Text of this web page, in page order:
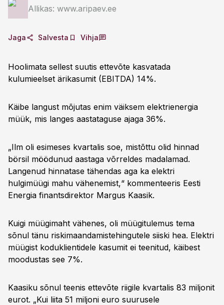
Allikas: www.aripaev.ee
Jaga Salvesta Vihja
Hoolimata sellest suutis ettevõte kasvatada
kulumieelset ärikasumit (EBITDA) 14%.
Käibe langust mõjutas enim väiksem elektrienergia
müük, mis langes aastataguse ajaga 36%.
„Ilm oli esimeses kvartalis soe, mistõttu olid hinnad
börsil möödunud aastaga võrreldes madalamad.
Langenud hinnatase tähendas aga ka elektri
hulgimüügi mahu vähenemist,“ kommenteeris Eesti
Energia finantsdirektor Margus Kaasik.
Kuigi müügimaht vähenes, oli müügitulemus tema
sõnul tänu riskimaandamistehingutele siiski hea. Elektri
müügist koduklientidele kasumit ei teenitud, käibest
moodustas see 7%.
Kaasiku sõnul teenis ettevõte riigile kvartalis 83 miljonit
eurot. „Kui liita 51 miljoni euro suurusele